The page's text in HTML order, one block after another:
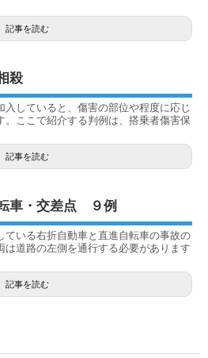
記事を読む
殺
していると、傷害の部位や程度に応じ
。ここで紹介する判例は、搭乗者傷害保
記事を読む
車・交差点 ９例
ている右折自動車と直進自転車の事故の
は道路の左側を通行する必要があります
記事を読む